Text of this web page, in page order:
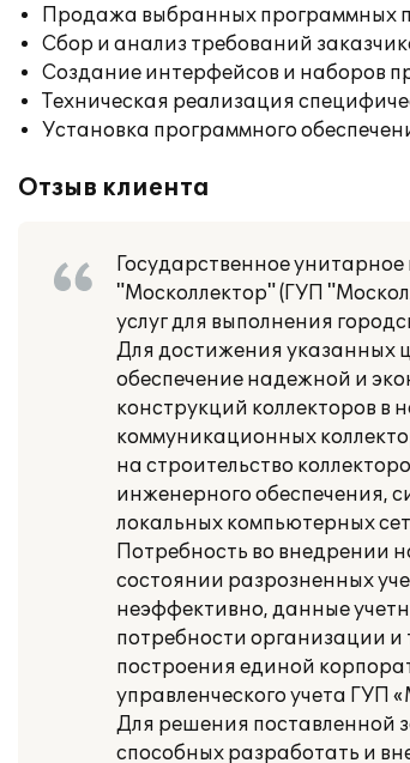
Продажа выбранных программных
Сбор и анализ требований
Создание интерфейсов и наборов
Техническая реализация
Установка программного
Отзыв клиента
Государственное
"Москоллектор" (ГУП
услуг для выполнения
Для достижения указанных
обеспечение надежной и
конструкций коллекторов в
коммуникационных
на строительство
инженерного обеспечения,
локальных компьютерных
Потребность во внедрении
состоянии разрозненных
неэффективно, данные
потребности организации
построения единой
управленческого учета ГУП
Для решения поставленной
способных разработать и